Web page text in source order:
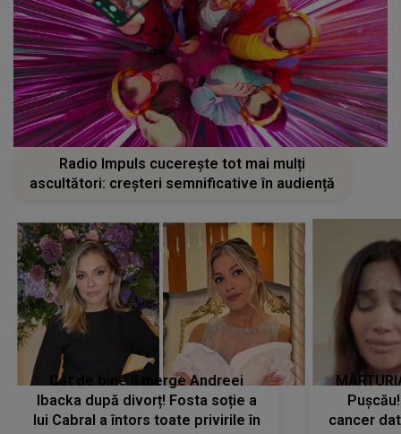
Radio Impuls cucerește tot mai mulți
ascultători: creșteri semnificative în audiență
Cât de bine îi merge Andreei
Ibacka după divorț! Fosta soție a
lui Cabral a întors toate privirile în
cancer